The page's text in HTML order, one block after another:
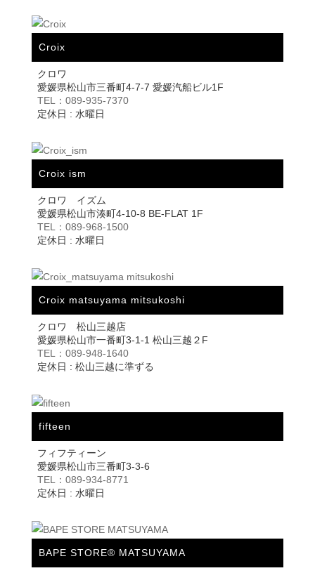
Croix
クロワ
愛媛県松山市三番町4-7-7 愛媛汽船ビル1F
TEL：089-935-7370
定休日 : 水曜日
Croix ism
クロワ イズム
愛媛県松山市湊町4-10-8 BE-FLAT 1F
TEL：089-968-1500
定休日 : 水曜日
Croix matsuyama mitsukoshi
クロワ 松山三越店
愛媛県松山市一番町3-1-1 松山三越２F
TEL：089-948-1640
定休日 : 松山三越に準ずる
fifteen
フィフティーン
愛媛県松山市三番町3-3-6
TEL：089-934-8771
定休日 : 水曜日
BAPE STORE® MATSUYAMA